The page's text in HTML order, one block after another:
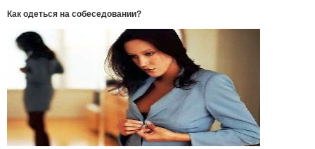
Как одеться на собеседовании?